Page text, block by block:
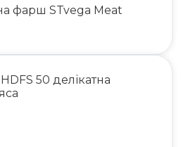
фарш STvega Meat